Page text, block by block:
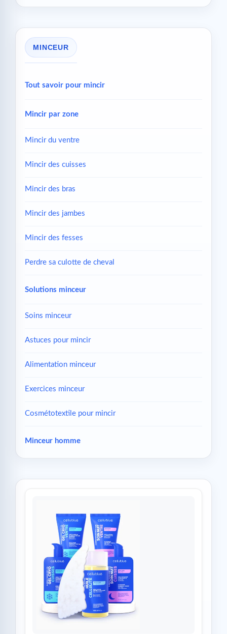
MINCEUR
Tout savoir pour mincir
Mincir par zone
Mincir du ventre
Mincir des cuisses
Mincir des bras
Mincir des jambes
Mincir des fesses
Perdre sa culotte de cheval
Solutions minceur
Soins minceur
Astuces pour mincir
Alimentation minceur
Exercices minceur
Cosmétotextile pour mincir
Minceur homme